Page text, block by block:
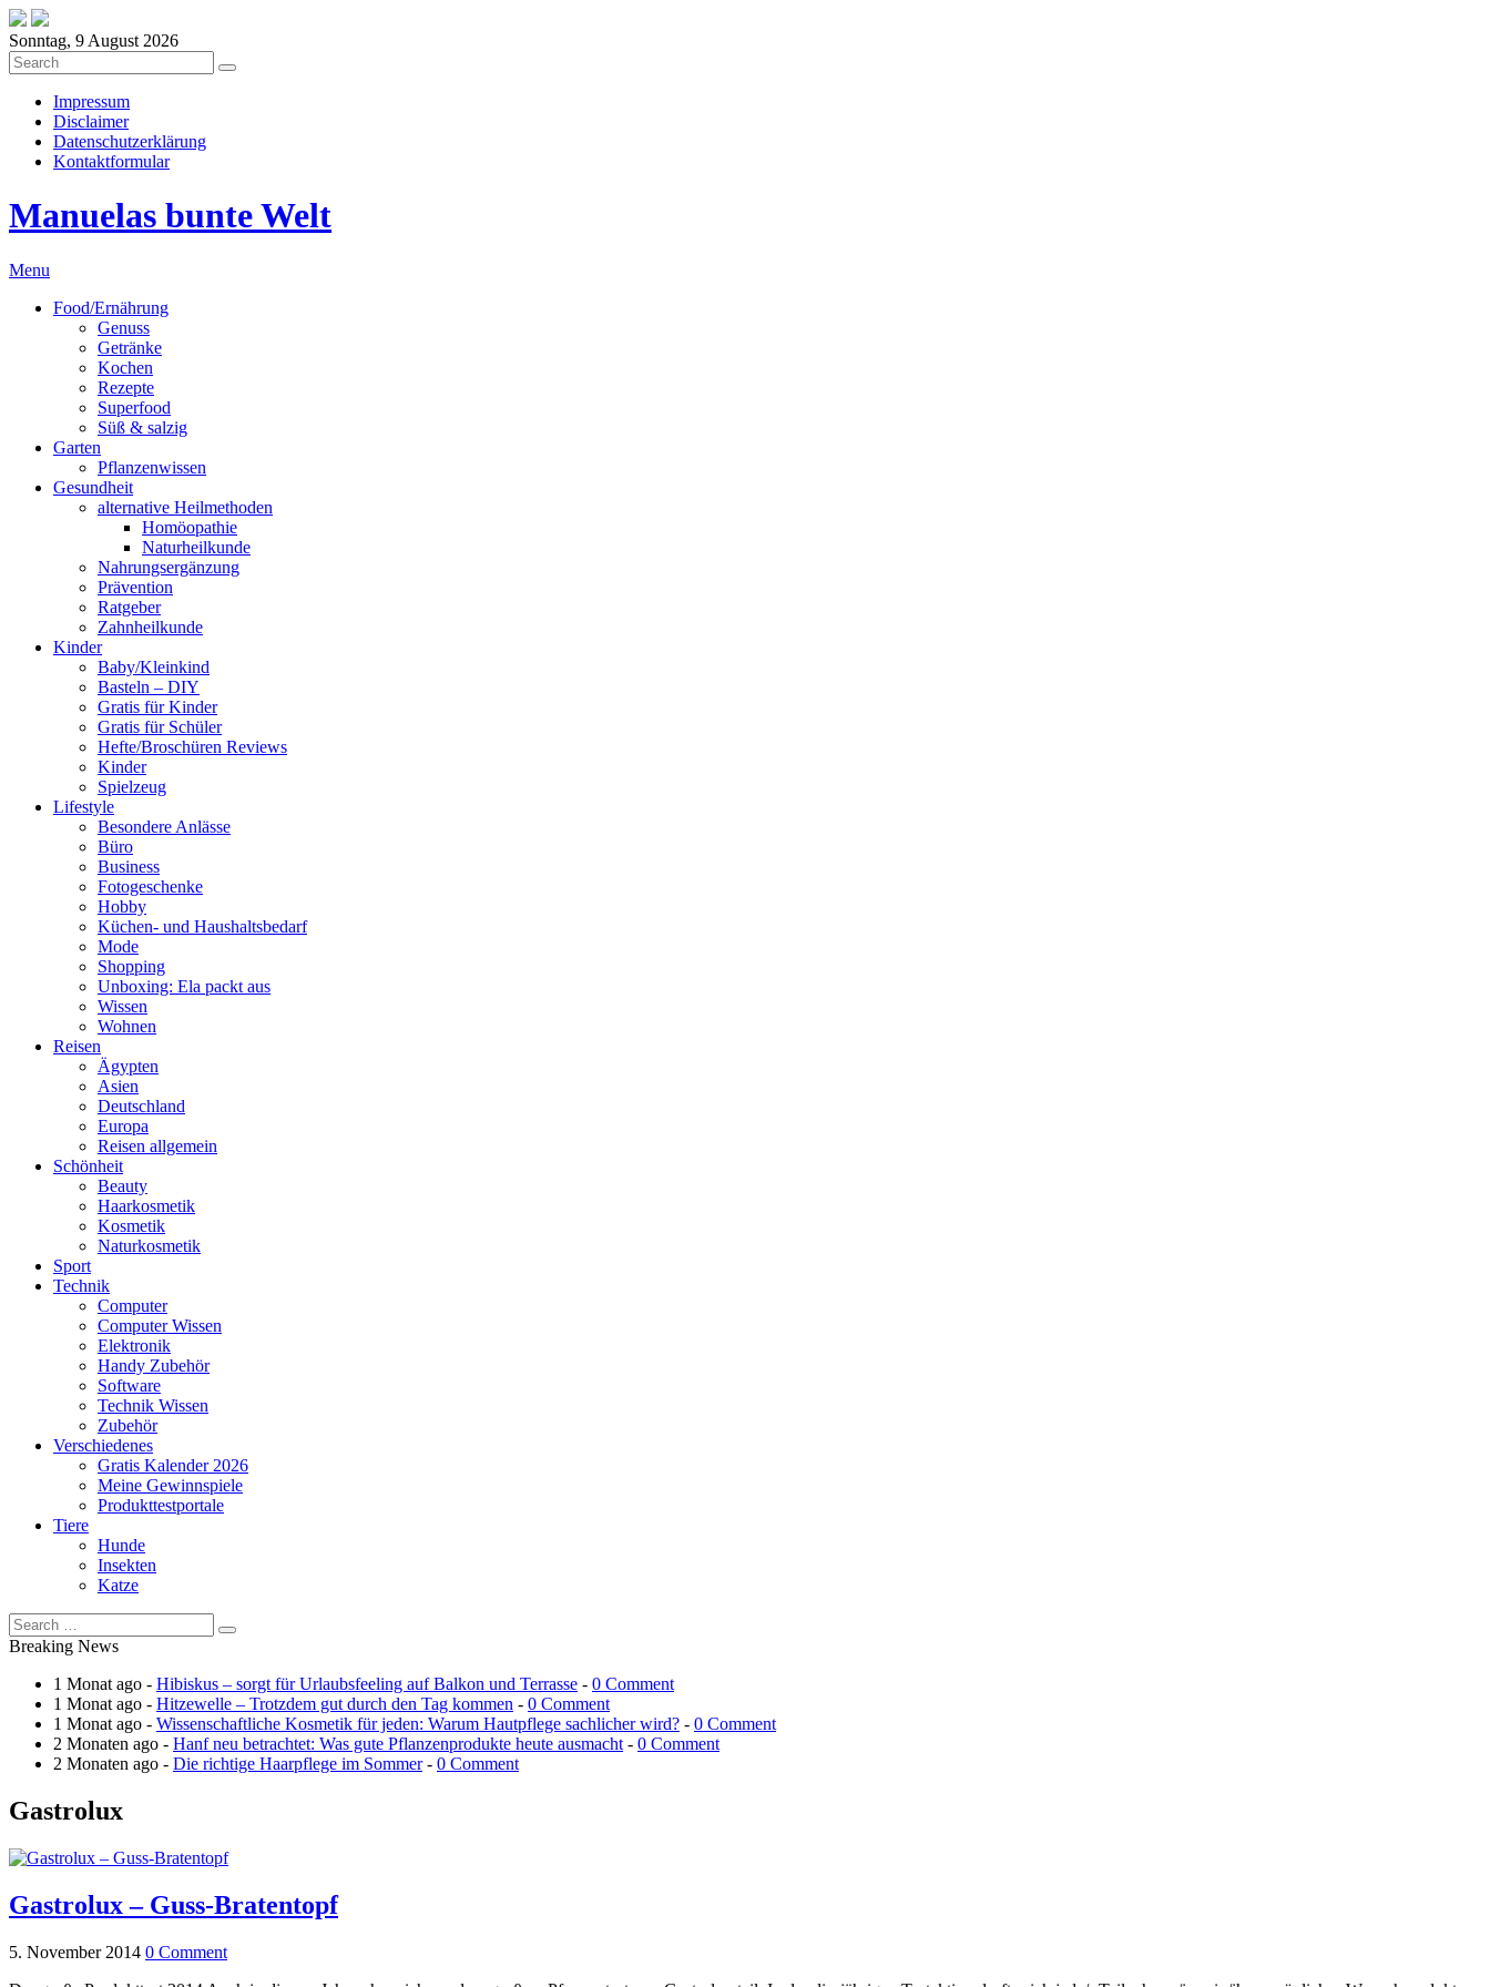
Sonntag, 9 August 2026
Impressum
Disclaimer
Datenschutzerklärung
Kontaktformular
Manuelas bunte Welt
Menu
Food/Ernährung
Genuss
Getränke
Kochen
Rezepte
Superfood
Süß & salzig
Garten
Pflanzenwissen
Gesundheit
alternative Heilmethoden
Homöopathie
Naturheilkunde
Nahrungsergänzung
Prävention
Ratgeber
Zahnheilkunde
Kinder
Baby/Kleinkind
Basteln – DIY
Gratis für Kinder
Gratis für Schüler
Hefte/Broschüren Reviews
Kinder
Spielzeug
Lifestyle
Besondere Anlässe
Büro
Business
Fotogeschenke
Hobby
Küchen- und Haushaltsbedarf
Mode
Shopping
Unboxing: Ela packt aus
Wissen
Wohnen
Reisen
Ägypten
Asien
Deutschland
Europa
Reisen allgemein
Schönheit
Beauty
Haarkosmetik
Kosmetik
Naturkosmetik
Sport
Technik
Computer
Computer Wissen
Elektronik
Handy Zubehör
Software
Technik Wissen
Zubehör
Verschiedenes
Gratis Kalender 2026
Meine Gewinnspiele
Produkttestportale
Tiere
Hunde
Insekten
Katze
Breaking News
1 Monat ago - Hibiskus – sorgt für Urlaubsfeeling auf Balkon und Terrasse - 0 Comment
1 Monat ago - Hitzewelle – Trotzdem gut durch den Tag kommen - 0 Comment
1 Monat ago - Wissenschaftliche Kosmetik für jeden: Warum Hautpflege sachlicher wird? - 0 Comment
2 Monaten ago - Hanf neu betrachtet: Was gute Pflanzenprodukte heute ausmacht - 0 Comment
2 Monaten ago - Die richtige Haarpflege im Sommer- 0 Comment
Gastrolux
Gastrolux – Guss-Bratentopf
5. November 2014 0 Comment